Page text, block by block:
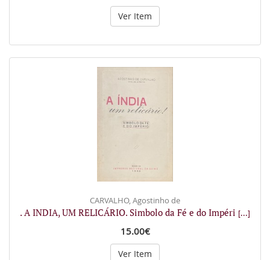
Ver Item
CARVALHO, Agostinho de
. A INDIA, UM RELICÁRIO. Simbolo da Fé e do Impéri [...]
15.00€
Ver Item